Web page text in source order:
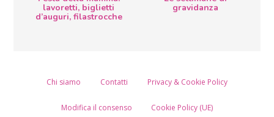
lavoretti, biglietti
d’auguri, filastrocche
gravidanza
Chi siamo Contatti Privacy & Cookie Policy
Modifica il consenso Cookie Policy (UE)